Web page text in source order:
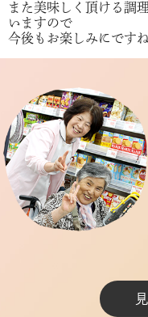
また美味しく頂ける調
いますので
今後もお楽しみにです